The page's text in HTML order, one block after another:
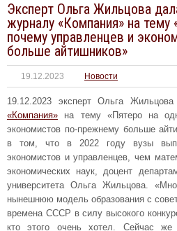
Эксперт Ольга Жильцова
журналу «Компания» на тему
почему управленцев и
больше айтишников»
19.12.2023 Новости
19.12.2023 эксперт Ольга
«Компания» на тему «Пятеро на
экономистов по-прежнему больше
в том, что в 2022 году вузы
экономистов и управленцев, чем
экономических наук, доцент
университета Ольга Жильцова.
нынешнюю модель образования с
времена СССР в силу высокого
кто этого очень хотел. Сейчас же